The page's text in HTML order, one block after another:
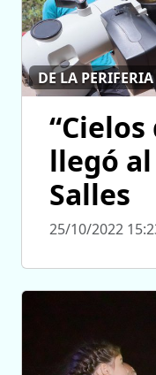
DE LA
“Cielos
llegó
Salles
25/10/2022